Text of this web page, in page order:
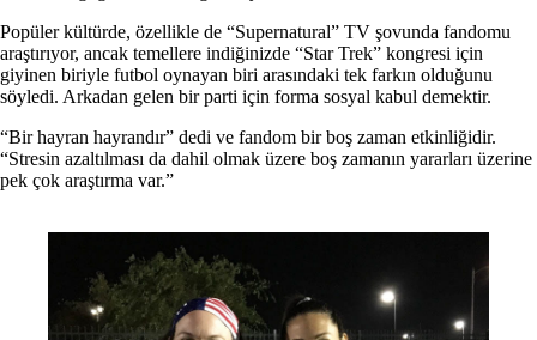
Popüler kültürde, özellikle de “Supernatural” TV şovunda fandomu
araştırıyor, ancak temellere indiğinizde “Star Trek” kongresi için
giyinen biriyle futbol oynayan biri arasındaki tek farkın olduğunu
söyledi. Arkadan gelen bir parti için forma sosyal kabul demektir.
“Bir hayran hayrandır” dedi ve fandom bir boş zaman etkinliğidir.
“Stresin azaltılması da dahil olmak üzere boş zamanın yararları üzerine
pek çok araştırma var.”